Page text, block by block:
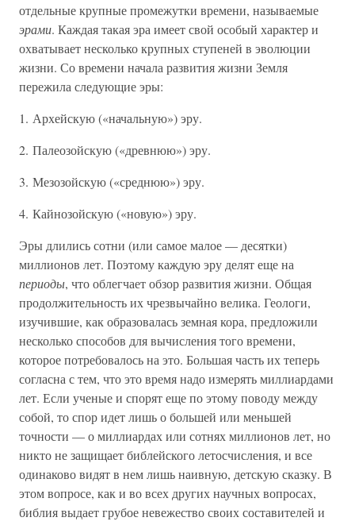
отдельные крупные промежутки времени, называемые
эрами. Каждая такая эра имеет свой особый характер и
охватывает несколько крупных ступеней в эволюции
жизни. Со времени начала развития жизни Земля
пережила следующие эры:
1. Архейскую («начальную») эру.
2. Палеозойскую («древнюю») эру.
3. Мезозойскую («среднюю») эру.
4. Кайнозойскую («новую») эру.
Эры длились сотни (или самое малое — десятки)
миллионов лет. Поэтому каждую эру делят еще на
периоды, что облегчает обзор развития жизни. Общая
продолжительность их чрезвычайно велика. Геологи,
изучившие, как образовалась земная кора, предложили
несколько способов для вычисления того времени,
которое потребовалось на это. Большая часть их теперь
согласна с тем, что это время надо измерять миллиардами
лет. Если ученые и спорят еще по этому поводу между
собой, то спор идет лишь о большей или меньшей
точности — о миллиардах или сотнях миллионов лет, но
никто не защищает библейского летосчисления, и все
одинаково видят в нем лишь наивную, детскую сказку. В
этом вопросе, как и во всех других научных вопросах,
библия выдает грубое невежество своих составителей и